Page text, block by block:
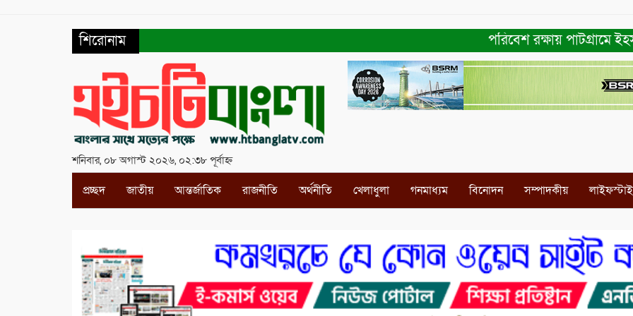
শিরোনাম পরিবেশ রক্ষায় পাটগ্রামে ইহসান
শনিবার, ০৮ অগাস্ট ২০২৬, ০২:৩৮ পূর্বাহ্ন
প্রচ্ছদ জাতীয় আন্তর্জাতিক রাজনীতি অর্থনীতি খেলাধুলা গনমাধ্যম বিনোদন সম্পাদকীয়